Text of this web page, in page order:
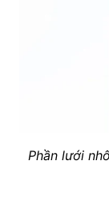
Phần lưới